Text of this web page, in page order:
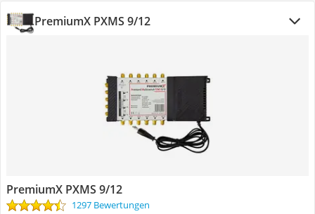
PremiumX PXMS 9/12
PremiumX PXMS 9/12
1297 Bewertungen